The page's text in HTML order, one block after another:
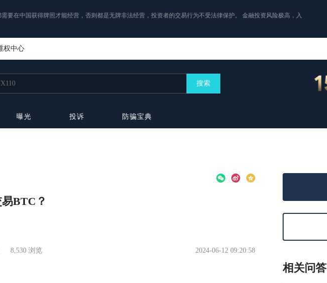
要在中国获得牌照才能经营，否则都是无牌非法经营，投资者的交易行为不受法律保护。 金融投资风险极高，入
权中心
搜索
曝光 投诉 防骗宝典
BTC？
8,530 浏览 2024-06-12 09:20:58
相关问答